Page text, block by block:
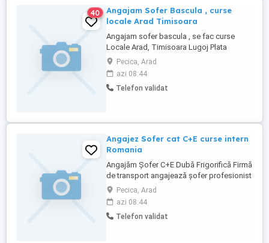
40
Angajam Sofer Bascula , curse
locale Arad Timisoara
Angajam sofer bascula , se fac curse
Locale Arad, Timisoara Lugoj Plata
saptamanala
Pecica, Arad
azi 08:44
Telefon validat
Angajez Sofer cat C+E curse intern
Romania
Angajăm Șofer C+E Dubă Frigorifică Firmă
de transport angajează șofer profesionist
categoria C+E pentru curse interne în
România. Se lucrează pe semiremorcă
frigorifică Curse constante, fără pauze de
lucru Mașini bine întreținute Toți kilometrii
Pecica, Arad
azi 08:44
Telefon validat